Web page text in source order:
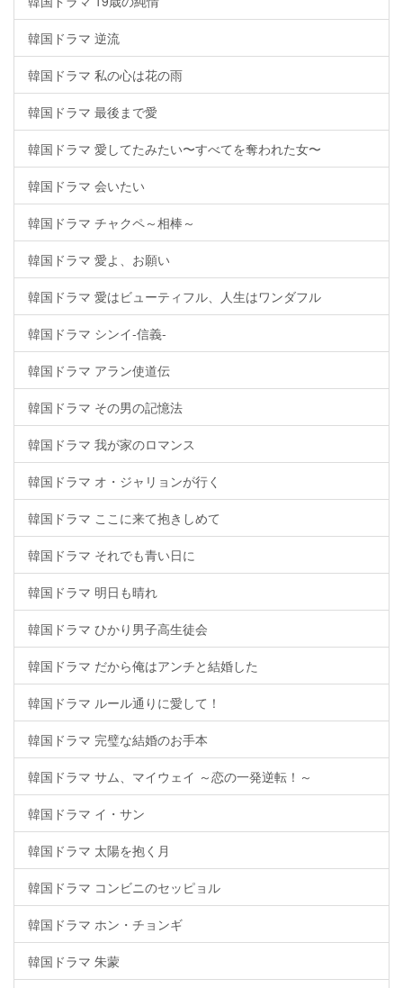
韓国ドラマ 逆流
韓国ドラマ 私の心は花の雨
韓国ドラマ 最後まで愛
韓国ドラマ 愛してたみたい〜すべてを奪われた女〜
韓国ドラマ 会いたい
韓国ドラマ チャクペ～相棒～
韓国ドラマ 愛よ、お願い
韓国ドラマ 愛はビューティフル、人生はワンダフル
韓国ドラマ シンイ-信義-
韓国ドラマ アラン使道伝
韓国ドラマ その男の記憶法
韓国ドラマ 我が家のロマンス
韓国ドラマ オ・ジャリョンが行く
韓国ドラマ ここに来て抱きしめて
韓国ドラマ それでも青い日に
韓国ドラマ 明日も晴れ
韓国ドラマ ひかり男子高生徒会
韓国ドラマ だから俺はアンチと結婚した
韓国ドラマ ルール通りに愛して！
韓国ドラマ 完璧な結婚のお手本
韓国ドラマ サム、マイウェイ ～恋の一発逆転！～
韓国ドラマ イ・サン
韓国ドラマ 太陽を抱く月
韓国ドラマ コンビニのセッピョル
韓国ドラマ ホン・チョンギ
韓国ドラマ 朱蒙